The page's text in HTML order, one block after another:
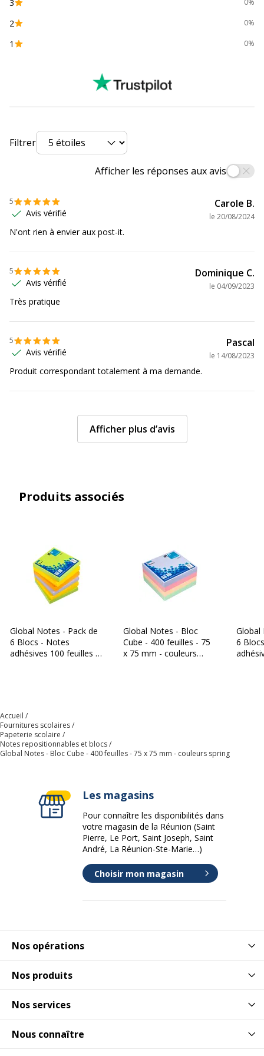
3 0%
2 0%
1 0%
Filtrer
Afficher les réponses aux avis
5
Avis vérifié
Carole B.
le 20/08/2024
N'ont rien à envier aux post-it.
5
Avis vérifié
Dominique C.
le 04/09/2023
Très pratique
5
Avis vérifié
Pascal
le 14/08/2023
Produit correspondant totalement à ma demande.
Afficher plus d’avis
Produits associés
Global Notes - Pack de
6 Blocs - Notes
adhésives 100 feuilles -
Global Notes - Bloc
Cube - 400 feuilles - 75
x 75 mm - couleurs
Global
6
Accueil
Fournitures scolaires
Papeterie scolaire
Notes repositionnables et blocs
Global Notes - Bloc Cube - 400 feuilles - 75 x 75 mm - couleurs spring
Nos opérations
Nos produits
Nos services
Nous connaître
Les magasins
Pour connaître les disponibilités dans
votre magasin de la Réunion (Saint
Pierre, Le Port, Saint Joseph, Saint
André, La Réunion-Ste-Marie…)
Choisir mon magasin